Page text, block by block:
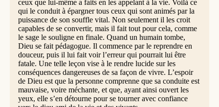
ceux que lui-même a faits en les appelant à la vie. Voilà ce
qui le conduit à épargner tous ceux qui sont animés par la
puissance de son souffle vital. Non seulement il les croit
capables de se convertir, mais il fait tout pour cela, comme
le sage le souligne en finale. Quand un humain tombe,
Dieu se fait pédagogue. Il commence par le reprendre en
douceur, puis il lui fait voir l’erreur qui pourrait lui être
fatale. Une telle leçon vise à le rendre lucide sur les
conséquences dangereuses de sa façon de vivre. L’espoir
de Dieu est que la personne comprenne que sa conduite est
mauvaise, voire méchante, et que, ayant ainsi ouvert les
yeux, elle s’en détourne pour se tourner avec confiance